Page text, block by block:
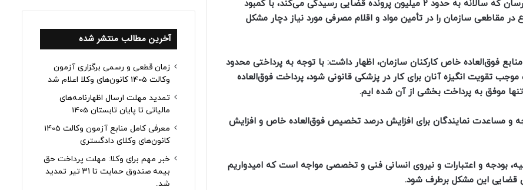
سازمان پزشکی قانونی کشور به عنوان سازمانی خدمت رسان که سالانه به حدود ۲ میلیون پرونده قضایی رسیدگی می‌کند، با کمبود
سازمان را در تأمین مواد و اقلام مصرفی مورد نیاز دچار مشکل
فوق‌العاده خاص کارکنان سازمان، اظهار داشت: با توجه به پرداختی محدود
تقویت انگیزه آنان برای کار در پزشکی قانونی شود، پرداخت فوق‌العاده
موفق به پرداخت بخشی از آن شده ایم.
و مساعدت نمایندگان برای افزایش درصد تخصیص فوق‌العاده خاص و افزایش
بودجه و اعتبارات و نیروی انسانی فنی و تخصصی مواجه است که امیدواریم
قضایی این مشکل برطرف شود.
آخرین مطالب منتشر شده
زمان قطعی و رسمی برگزاری آزمون
وکالت 1405 کانون‌های وکلا اعلام شد
تمدید مهلت ارسال اظهارنامه‌های
مالیاتی تا پایان تابستان 1405
معرفی کامل منابع آزمون وکالت 1405
کانون‌های وکلای دادگستری
خبر مهم برای وکلا: مهلت پرداخت حق
بیمه صندوق حمایت تا ۳۱ تیر تمدید
شد.